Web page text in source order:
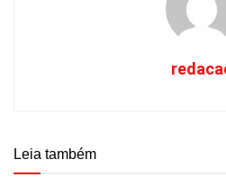
Leia também